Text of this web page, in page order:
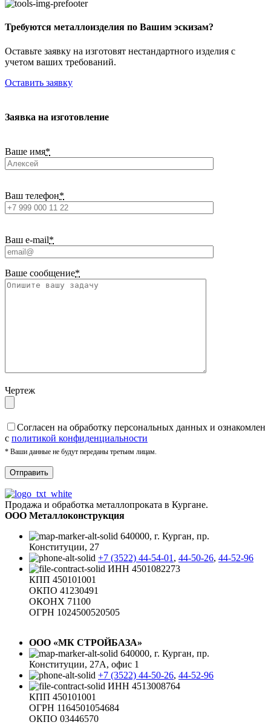
Требуются металлоизделия по Вашим эскизам?
Оставьте заявку на изготовят нестандартного изделия с
учетом ваших требований.
Оставить заявку
Заявка на изготовление
Ваше имя*
Ваш телефон*
Ваш e-mail*
Ваше сообщение*
Чертеж
Cогласен на обработку персональных данных и ознакомлен
с политикой конфиденциальности
* Ваши данные не будут переданы третьим лицам.
Продажа и обработка металлопроката в Кургане.
ООО Металлоконструкция
640000, г. Курган, пр.
Конституции, 27
+7 (3522) 44-54-01 , 44-50-26, 44-52-96
ИНН 4501082273
КПП 450101001
ОКПО 41230491
ОКОНХ 71100
ОГРН 1024500520505
ООО «МК СТРОЙБАЗА»
640000, г. Курган, пр.
Конституции, 27А, офис 1
+7 (3522) 44-50-26, 44-52-96
ИНН 4513008764
КПП 450101001
ОГРН 1164501054684
ОКПО 03446570